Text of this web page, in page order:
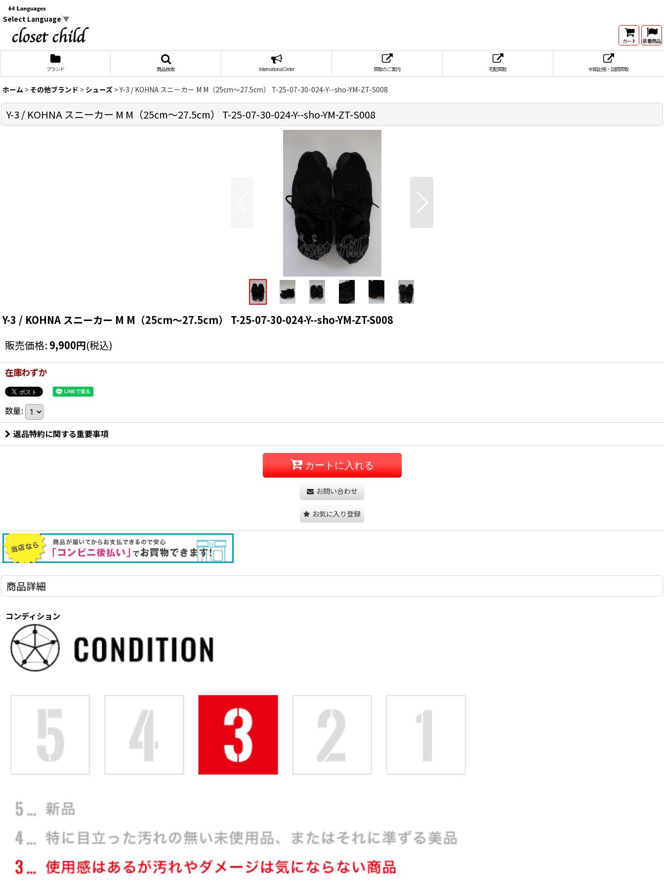
Select Language ▼
カート 新着商品
ブランド 商品検索 International Order 買取のご案内 宅配買取 全国出張・訪問買取
ホーム >その他ブランド > シューズ >Y-3 / KOHNA スニーカー M M（25cm〜27.5cm） T-25-07-30-024-Y--sho-YM-ZT-S008
Y-3 / KOHNA スニーカー M M（25cm〜27.5cm） T-25-07-30-024-Y--sho-YM-ZT-S008
Y-3 / KOHNA スニーカー M M（25cm〜27.5cm） T-25-07-30-024-Y--sho-YM-ZT-S008
販売価格: 9,900円(税込)
在庫わずか
数量:
返品特約に関する重要事項
カートに入れる
お問い合わせ
お気に入り登録
商品詳細
コンディション